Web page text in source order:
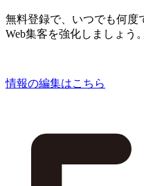
無料登録で、いつでも何度
Web集客を強化しましょう。
情報の編集はこちら